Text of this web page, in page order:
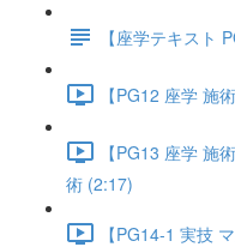
【座学テキスト
【PG12 座学 施
【PG13 座学 施
術 (2:17)
【PG14-1 実技